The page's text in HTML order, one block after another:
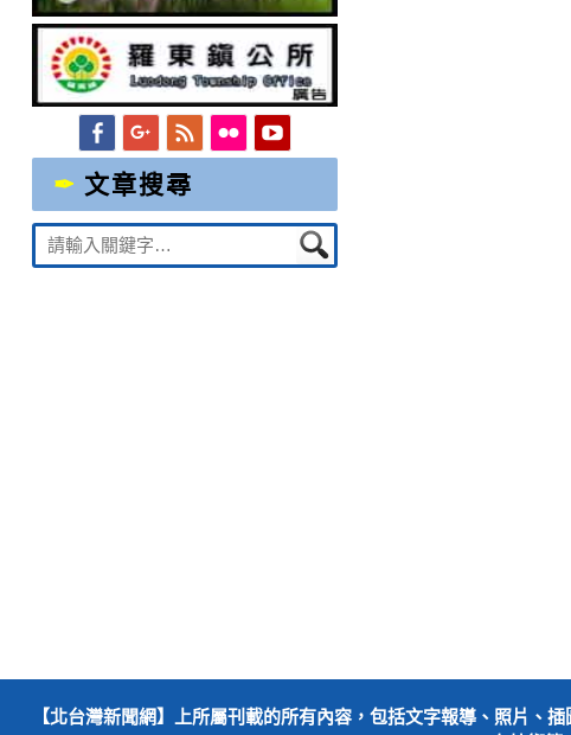
FacebookGoogleplus
FeedFlickrYouTube
文章搜尋
Suche
nach:
【北台灣新聞網】上所屬刊載的所有內容，包括文字報導、照片、